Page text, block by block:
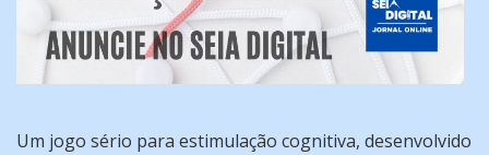
Um jogo sério para estimulação cognitiva, desenvolvido